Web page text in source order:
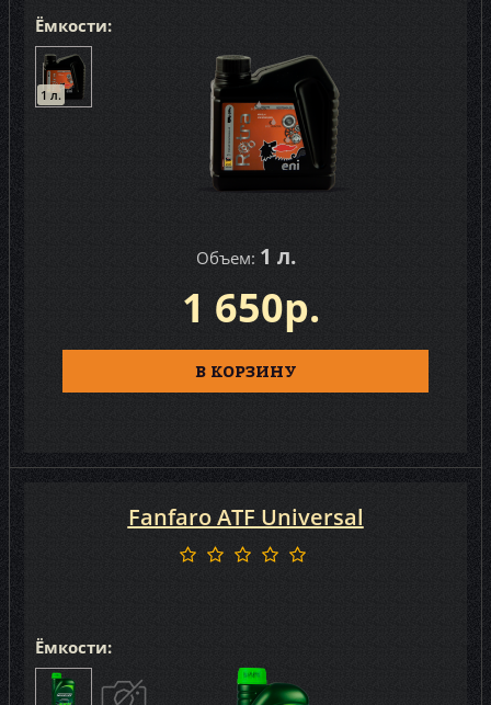
Ёмкости:
1 л.
Объем: 1 л.
1 650р.
В КОРЗИНУ
Ёмкости:
Fanfaro ATF Universal